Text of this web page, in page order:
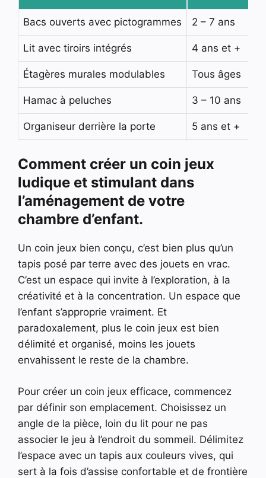
Bacs ouverts avec pictogrammes 2 – 7 ans
Lit avec tiroirs intégrés 4 ans et +
Étagères murales modulables Tous âges
Hamac à peluches 3 – 10 ans
Organiseur derrière la porte 5 ans et +
Comment créer un coin jeux
ludique et stimulant dans
l’aménagement de votre
chambre d’enfant.
Un coin jeux bien conçu, c’est bien plus qu’un
tapis posé par terre avec des jouets en vrac.
C’est un espace qui invite à l’exploration, à la
créativité et à la concentration. Un espace que
l’enfant s’approprie vraiment. Et
paradoxalement, plus le coin jeux est bien
délimité et organisé, moins les jouets
envahissent le reste de la chambre.
Pour créer un coin jeux efficace, commencez
par définir son emplacement. Choisissez un
angle de la pièce, loin du lit pour ne pas
associer le jeu à l’endroit du sommeil. Délimitez
l’espace avec un tapis aux couleurs vives, qui
sert à la fois d’assise confortable et de frontière